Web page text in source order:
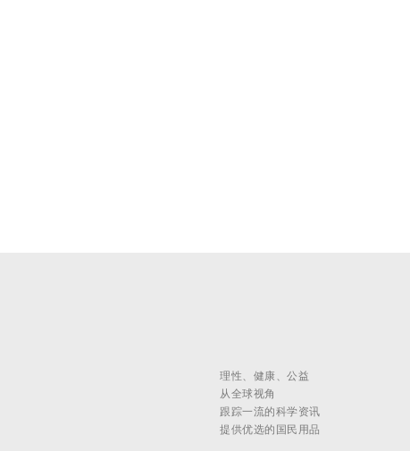
理性、健康、公益
从全球视角
跟踪一流的科学资讯
提供优选的国民用品